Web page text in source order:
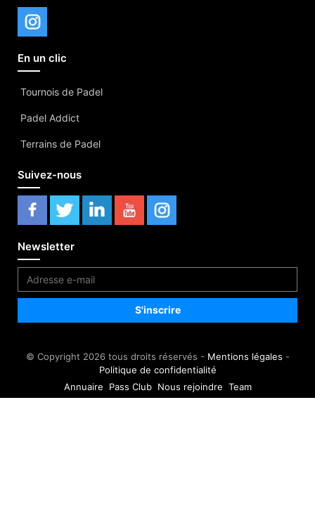
En un clic
Tournois de Padel
Padel Addict
Terrains de Padel
Suivez-nous
Newsletter
© Copyright 2026 tous droits réservés - Mentions légales -
Politique de confidentialité
Annuaire
Pass Club Nous rejoindre Team